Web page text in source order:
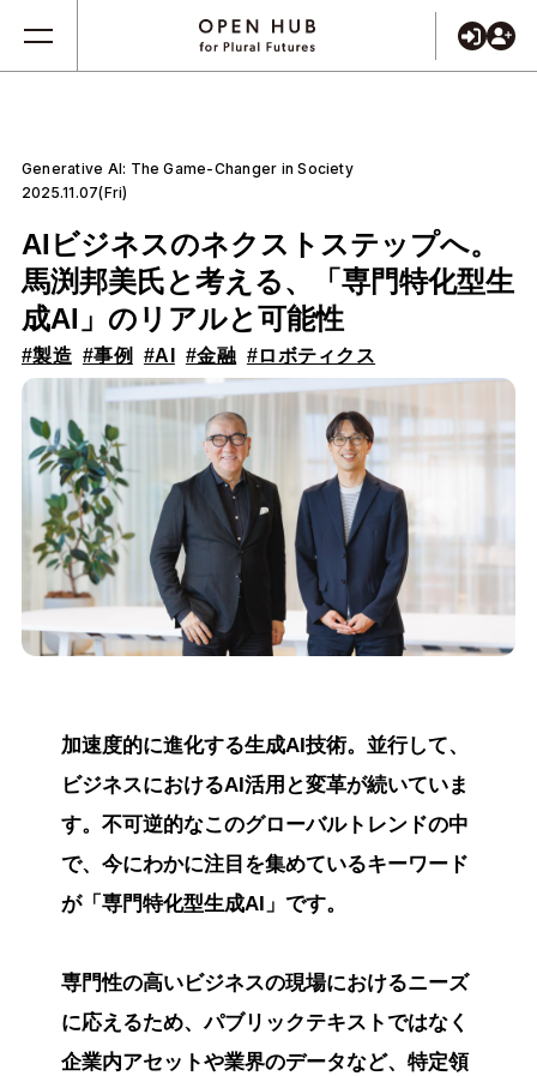
Generative AI: The Game-Changer in Society
2025.11.07(Fri)
AIビジネスのネクストステップへ。
馬渕邦美氏と考える、「専門特化型生
成AI」のリアルと可能性
#製造 #事例 #AI #金融 #ロボティクス
加速度的に進化する生成AI技術。並行して、
ビジネスにおけるAI活用と変革が続いていま
す。不可逆的なこのグローバルトレンドの中
で、今にわかに注目を集めているキーワード
が「専門特化型生成AI」です。
専門性の高いビジネスの現場におけるニーズ
に応えるため、パブリックテキストではなく
企業内アセットや業界のデータなど、特定領